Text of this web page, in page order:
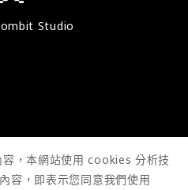
Studio
，本網站使用 cookies 分析技
容，即表示您同意我們使用